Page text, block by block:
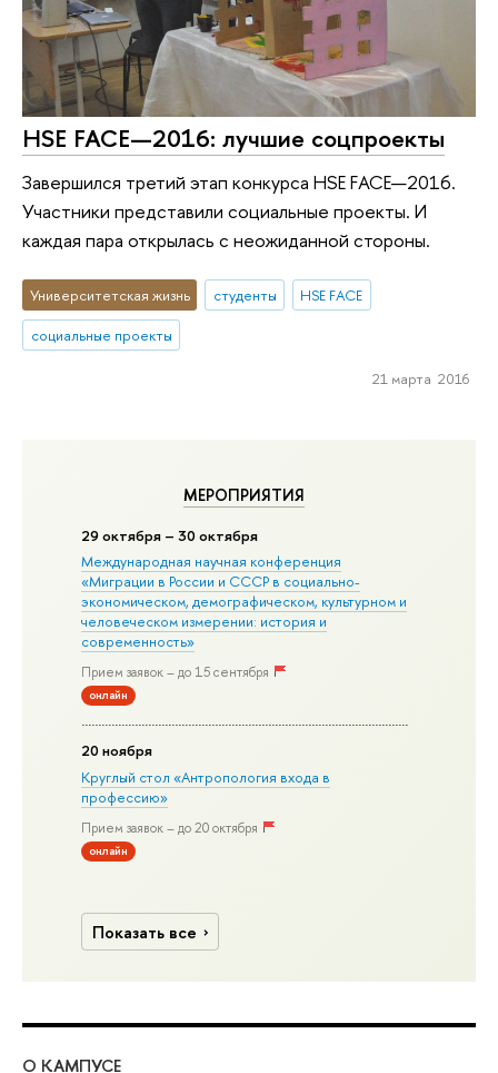
МЕРОПРИЯТИЯ
29 октября – 30 октября
Международная научная конференция
«Миграции в Росcии и СССР в социально-
экономическом, демографическом, культурном и
человеческом измерении: история и
современность»
Прием заявок – до 15 сентября
онлайн
20 ноября
Круглый стол «Антропология входа в
профессию»
Прием заявок – до 20 октября
онлайн
Показать все
HSE FACE—2016: лучшие соцпроекты
Завершился третий этап конкурса HSE FACE—2016.
Участники представили социальные проекты. И
каждая пара открылась с неожиданной стороны.
Университетская жизнь студенты
HSE FACE
социальные проекты
21 марта 2016
О КАМПУСЕ